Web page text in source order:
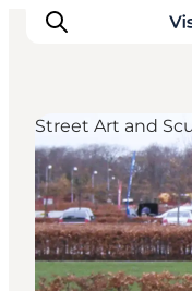
Inspiration
Resmål
Aktiviteter
Övernatta
Street Art and